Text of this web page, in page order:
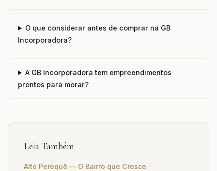
O que considerar antes de comprar na GB
Incorporadora?
A GB Incorporadora tem empreendimentos
prontos para morar?
Leia Também
Alto Perequê — O Bairro que Cresce